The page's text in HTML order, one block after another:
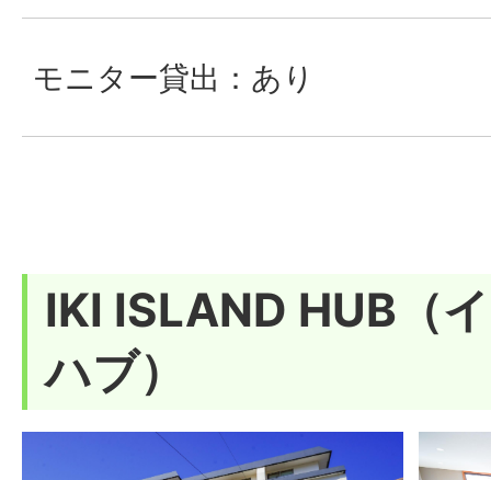
モニター貸出：あり
IKI ISLAND HUB（
ハブ）